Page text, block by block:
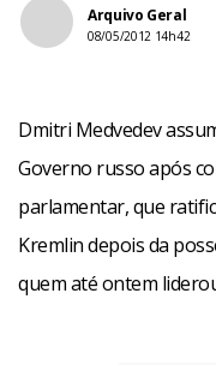
Arquivo Geral
08/05/2012 14h42
Dmitri Medvedev
Governo russo após
parlamentar, que
Kremlin depois da
quem até ontem